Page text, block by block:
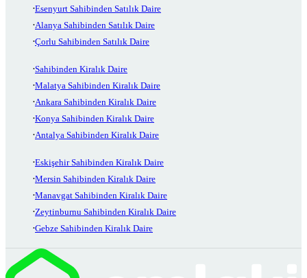
Esenyurt Sahibinden Satılık Daire
Alanya Sahibinden Satılık Daire
Çorlu Sahibinden Satılık Daire
Sahibinden Kiralık Daire
Malatya Sahibinden Kiralık Daire
Ankara Sahibinden Kiralık Daire
Konya Sahibinden Kiralık Daire
Antalya Sahibinden Kiralık Daire
Eskişehir Sahibinden Kiralık Daire
Mersin Sahibinden Kiralık Daire
Manavgat Sahibinden Kiralık Daire
Zeytinburnu Sahibinden Kiralık Daire
Gebze Sahibinden Kiralık Daire